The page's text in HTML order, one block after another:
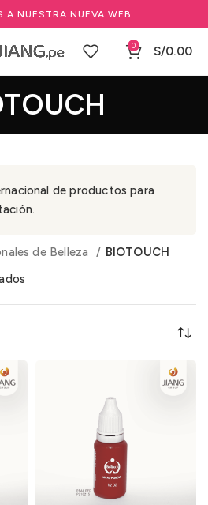
A NUESTRA NUEVA WEB
0 S/0.00
de productos para
de Belleza
BIOTOUCH